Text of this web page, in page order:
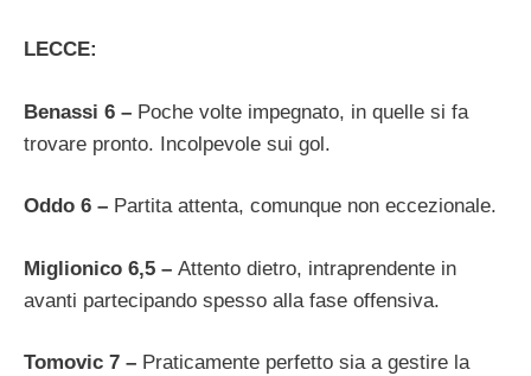
LECCE:
Benassi 6 – Poche volte impegnato, in quelle si fa
trovare pronto. Incolpevole sui gol.
Oddo 6 – Partita attenta, comunque non eccezionale.
Miglionico 6,5 – Attento dietro, intraprendente in
avanti partecipando spesso alla fase offensiva.
Tomovic 7 – Praticamente perfetto sia a gestire la